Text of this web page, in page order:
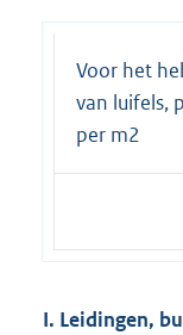
Voor het
van luifels,
per m2
I. Leidingen,